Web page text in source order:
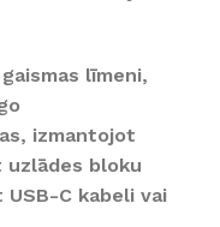
līmeni,
izmantojot
uzlādes bloku
C kabeli vai